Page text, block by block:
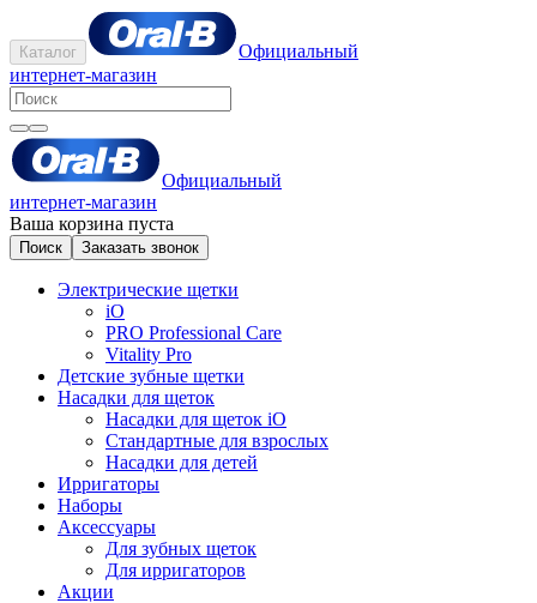
Каталог
Официальный
интернет-магазин
Официальный
интернет-магазин
Ваша корзина пуста
Поиск Заказать звонок
Электрические щетки
iO
PRO Professional Care
Vitality Pro
Детские зубные щетки
Насадки для щеток
Насадки для щеток iO
Стандартные для взрослых
Насадки для детей
Ирригаторы
Наборы
Аксессуары
Для зубных щеток
Для ирригаторов
Акции